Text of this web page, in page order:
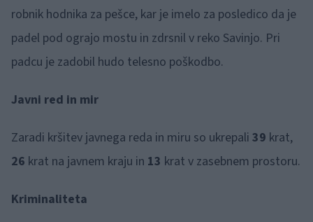
robnik hodnika za pešce, kar je imelo za posledico da je
padel pod ograjo mostu in zdrsnil v reko Savinjo. Pri
padcu je zadobil hudo telesno poškodbo.
Javni red in mir
Zaradi kršitev javnega reda in miru so ukrepali 39 krat,
26 krat na javnem kraju in 13 krat v zasebnem prostoru.
Kriminaliteta